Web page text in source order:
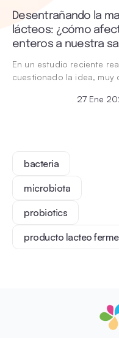
Desentrañando la
lácteos: ¿cómo
enteros a nuestra
En un estudio reciente
cuestionado la idea, muy
27 Ene
bacteria
microbiota
probiotics
producto lacteo